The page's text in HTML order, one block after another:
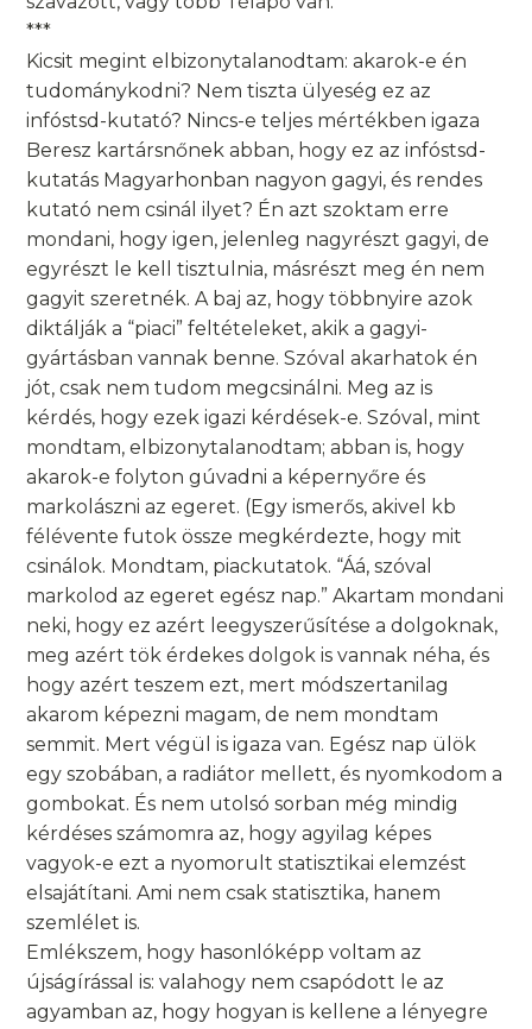
***
Kicsit megint elbizonytalanodtam: akarok-e én
tudománykodni? Nem tiszta ülyeség ez az
infóstsd-kutató? Nincs-e teljes mértékben igaza
Beresz kartársnőnek abban, hogy ez az infóstsd-
kutatás Magyarhonban nagyon gagyi, és rendes
kutató nem csinál ilyet? Én azt szoktam erre
mondani, hogy igen, jelenleg nagyrészt gagyi, de
egyrészt le kell tisztulnia, másrészt meg én nem
gagyit szeretnék. A baj az, hogy többnyire azok
diktálják a “piaci” feltételeket, akik a gagyi-
gyártásban vannak benne. Szóval akarhatok én
jót, csak nem tudom megcsinálni. Meg az is
kérdés, hogy ezek igazi kérdések-e. Szóval, mint
mondtam, elbizonytalanodtam; abban is, hogy
akarok-e folyton gúvadni a képernyőre és
markolászni az egeret. (Egy ismerős, akivel kb
félévente futok össze megkérdezte, hogy mit
csinálok. Mondtam, piackutatok. “Áá, szóval
markolod az egeret egész nap.” Akartam mondani
neki, hogy ez azért leegyszerűsítése a dolgoknak,
meg azért tök érdekes dolgok is vannak néha, és
hogy azért teszem ezt, mert módszertanilag
akarom képezni magam, de nem mondtam
semmit. Mert végül is igaza van. Egész nap ülök
egy szobában, a radiátor mellett, és nyomkodom a
gombokat. És nem utolsó sorban még mindig
kérdéses számomra az, hogy agyilag képes
vagyok-e ezt a nyomorult statisztikai elemzést
elsajátítani. Ami nem csak statisztika, hanem
szemlélet is.
Emlékszem, hogy hasonlóképp voltam az
újságírással is: valahogy nem csapódott le az
agyamban az, hogy hogyan is kellene a lényegre